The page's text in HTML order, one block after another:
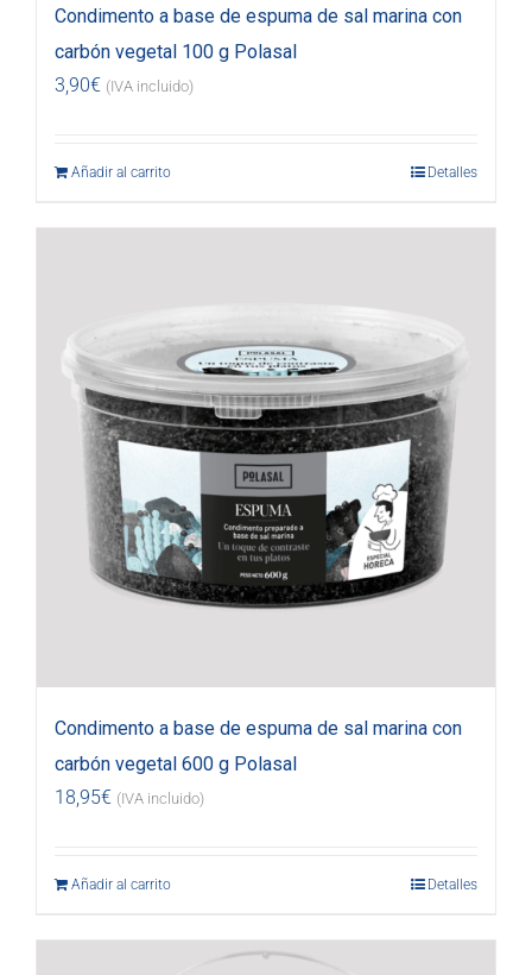
Condimento a base de espuma de sal marina con
carbón vegetal 100 g Polasal
3,90€ (IVA incluido)
Añadir al carrito Detalles
Condimento a base de espuma de sal marina con
carbón vegetal 600 g Polasal
18,95€ (IVA incluido)
Añadir al carrito Detalles